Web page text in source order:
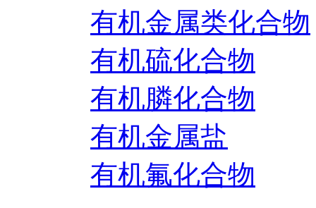
有机金属类化合物
有机硫化合物
有机膦化合物
有机金属盐
有机氟化合物